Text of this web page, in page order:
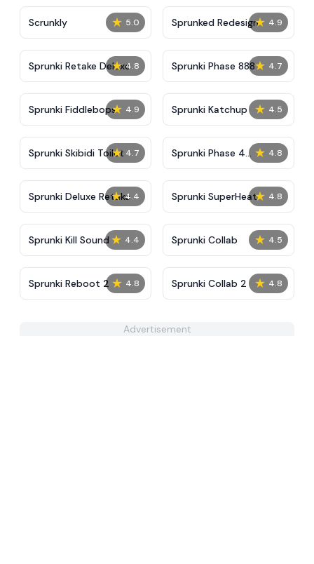
★ 5.0
Scrunkly ★ 4.9
Sprunked Redesign
★ 4.8
Sprunki Retake Deluxe ★ 4.7
Sprunki Phase 888
★ 4.9
Sprunki Fiddlebops ★ 4.5
Sprunki Katchup
★ 4.7
Sprunki Skibidi Toilet ★ 4.8
Sprunki Phase 4
Definitive
★ 4.4
Sprunki Deluxe Retake ★ 4.8
Sprunki SuperHeat
★ 4.4
Sprunki Kill Sound ★ 4.5
Sprunki Collab
★ 4.8
Sprunki Reboot 2 ★ 4.8
Sprunki Collab 2
Advertisement